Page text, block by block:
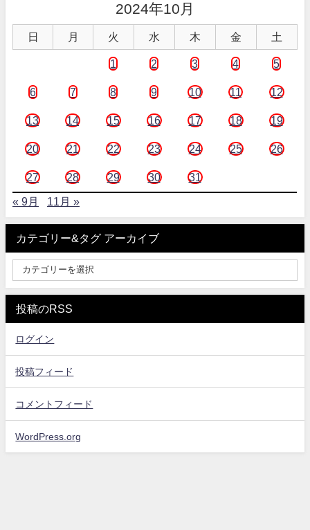
2024年10月
日 月 火 水 木 金 土
1 2 3 4 5
6 7 8 9 10 11 12
13 14 15 16 17 18 19
20 21 22 23 24 25 26
27 28 29 30 31
« 9月 11月 »
カテゴリー&タグ アーカイブ
投稿のRSS
ログイン
投稿フィード
コメントフィード
WordPress.org